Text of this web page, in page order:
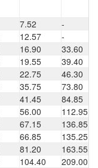
7.52
-
12.57
-
16.90
33.60
19.55
39.40
22.75
46.30
35.75
73.80
41.45
84.85
56.00
112.95
67.15
136.85
66.85
135.25
81.20
163.55
104.40 209.00